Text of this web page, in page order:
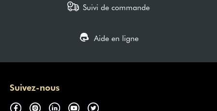
Suivi de commande
Aide en ligne
Suivez-nous